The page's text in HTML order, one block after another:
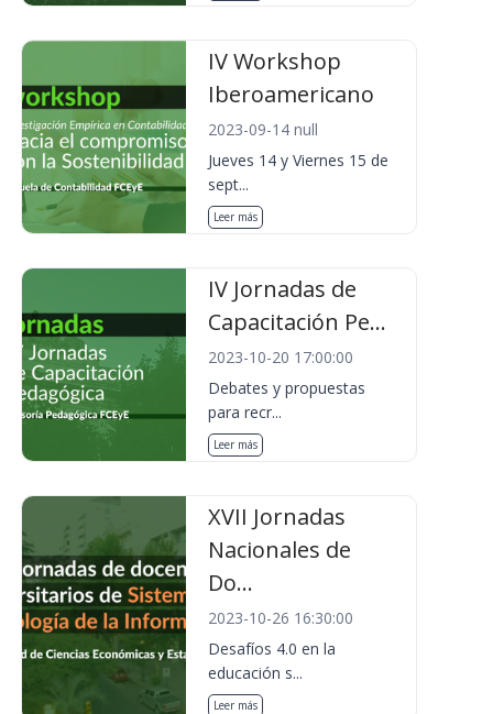
IV Workshop
Iberoamericano
2023-09-14 null
Jueves 14 y Viernes 15 de
sept...
Leer más
IV Jornadas de
Capacitación Pe...
2023-10-20 17:00:00
Debates y propuestas
para recr...
Leer más
XVII Jornadas
Nacionales de
Do...
2023-10-26 16:30:00
Desafíos 4.0 en la
educación s...
Leer más